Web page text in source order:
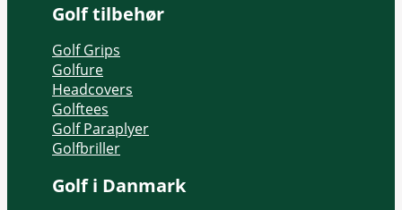
Golf tilbehør
Golf Grips
Golfure
Headcovers
Golftees
Golf Paraplyer
Golfbriller
Golf i Danmark